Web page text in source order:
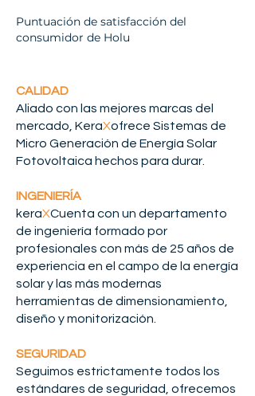
Puntuación de satisfacción del
consumidor de Holu
CALIDAD
Aliado con las mejores marcas del
mercado, KeraXofrece Sistemas de
Micro Generación de Energía Solar
Fotovoltaica hechos para durar.
INGENIERÍA
keraXCuenta con un departamento
de ingeniería formado por
profesionales con más de 25 años de
experiencia en el campo de la energía
solar y las más modernas
herramientas de dimensionamiento,
diseño y monitorización.
SEGURIDAD
Seguimos estrictamente todos los
estándares de seguridad, ofrecemos